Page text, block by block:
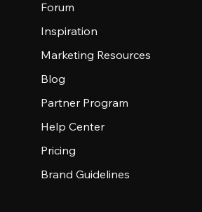
Forum
Inspiration
Marketing Resources
Blog
Partner Program
Help Center
Pricing
Brand Guidelines